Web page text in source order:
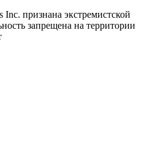
признана экстремистской
запрещена на территории